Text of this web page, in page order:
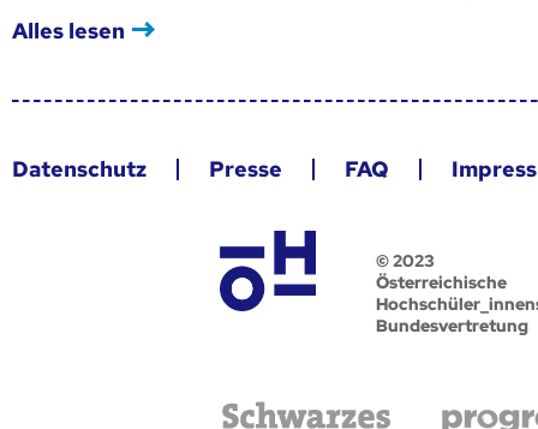
Alles lesen
Datenschutz Presse FAQ
© 2023
Österreichische
Bundesvertretung